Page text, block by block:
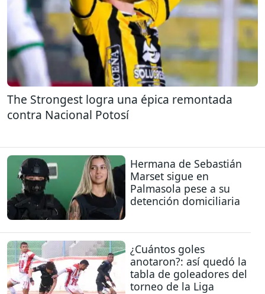
The Strongest logra una épica remontada
contra Nacional Potosí
Hermana de Sebastián
Marset sigue en
Palmasola pese a su
detención domiciliaria
¿Cuántos goles
anotaron?: así quedó la
tabla de goleadores del
torneo de la Liga